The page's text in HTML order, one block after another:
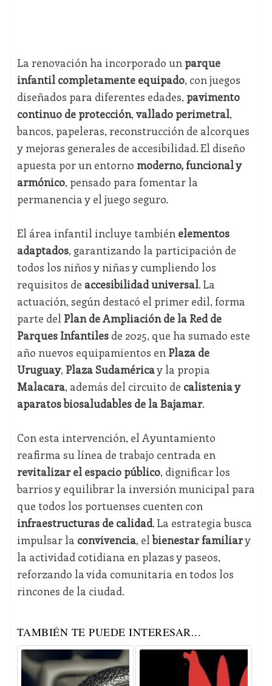
La renovación ha incorporado un parque
infantil completamente equipado, con juegos
diseñados para diferentes edades, pavimento
continuo de protección, vallado perimetral,
bancos, papeleras, reconstrucción de alcorques
y mejoras generales de accesibilidad. El diseño
apuesta por un entorno moderno, funcional y
armónico, pensado para fomentar la
permanencia y el juego seguro.
El área infantil incluye también elementos
adaptados, garantizando la participación de
todos los niños y niñas y cumpliendo los
requisitos de accesibilidad universal. La
actuación, según destacó el primer edil, forma
parte del Plan de Ampliación de la Red de
Parques Infantilesde 2025, que ha sumado este
año nuevos equipamientos en Plaza de
Uruguay, Plaza Sudaméricay la propia
Malacara, además del circuito de calistenia y
aparatos biosaludables de la Bajamar.
Con esta intervención, el Ayuntamiento
reafirma su línea de trabajo centrada en
revitalizar el espacio público, dignificar los
barrios y equilibrar la inversión municipal para
que todos los portuenses cuenten con
infraestructuras de calidad. La estrategia busca
impulsar la convivencia, elbienestar familiary
la actividad cotidiana en plazas y paseos,
reforzando la vida comunitaria en todos los
rincones de la ciudad.
TAMBIÉN TE PUEDE INTERESAR...